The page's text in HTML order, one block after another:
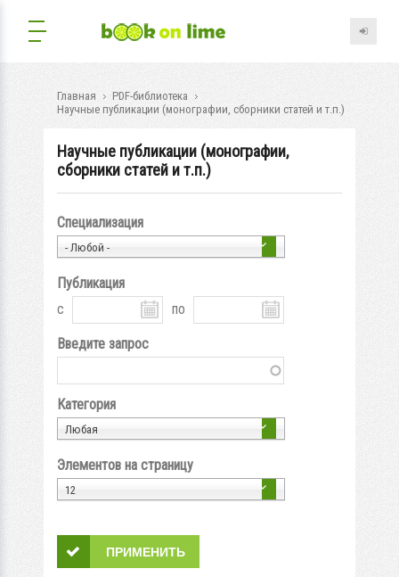
Главная
PDF-библиотека
Научные публикации (монографии, сборники статей и т.п.)
Научные публикации (монографии,
сборники статей и т.п.)
Специализация
- Любой -
Публикация
с
по
Введите запрос
Категория
Любая
Элементов на страницу
12